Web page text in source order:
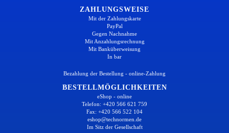
ZAHLUNGSWEISE
Mit der Zahlungskarte
PayPal
Gegen Nachnahme
Mit Anzahlungsrechnung
Mit Banküberweisung
In bar
Bezahlung der Bestellung - online-Zahlung
BESTELLMÖGLICHKEITEN
eShop - online
Telefon: +420 566 621 759
Fax: +420 566 522 104
eshop@technormen.de
Im Sitz der Gesellschaft